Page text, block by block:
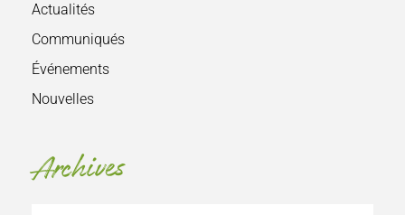
Actualités
Communiqués
Événements
Nouvelles
Archives